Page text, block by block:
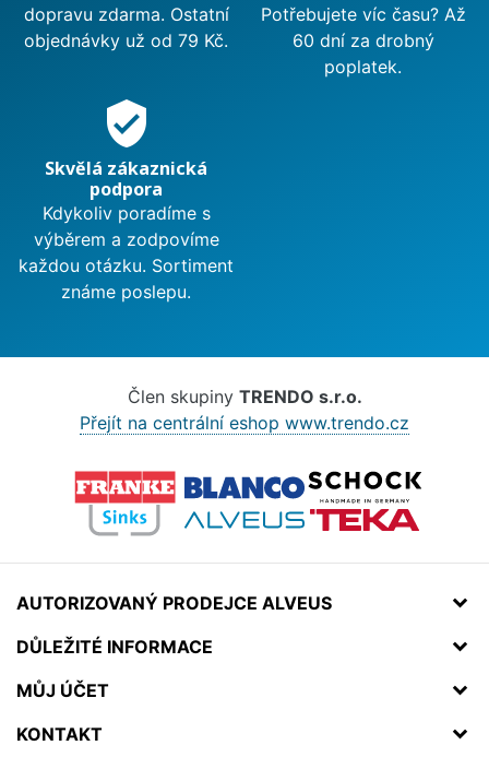
dopravu zdarma. Ostatní
objednávky už od 79 Kč.
Potřebujete víc času? Až
60 dní za drobný
poplatek.
verified_user
Skvělá zákaznická
podpora
Kdykoliv poradíme s
výběrem a zodpovíme
každou otázku. Sortiment
známe poslepu.
Člen skupiny TRENDO s.r.o.
Přejít na centrální eshop www.trendo.cz
AUTORIZOVANÝ PRODEJCE ALVEUS
DŮLEŽITÉ INFORMACE
MŮJ ÚČET
KONTAKT